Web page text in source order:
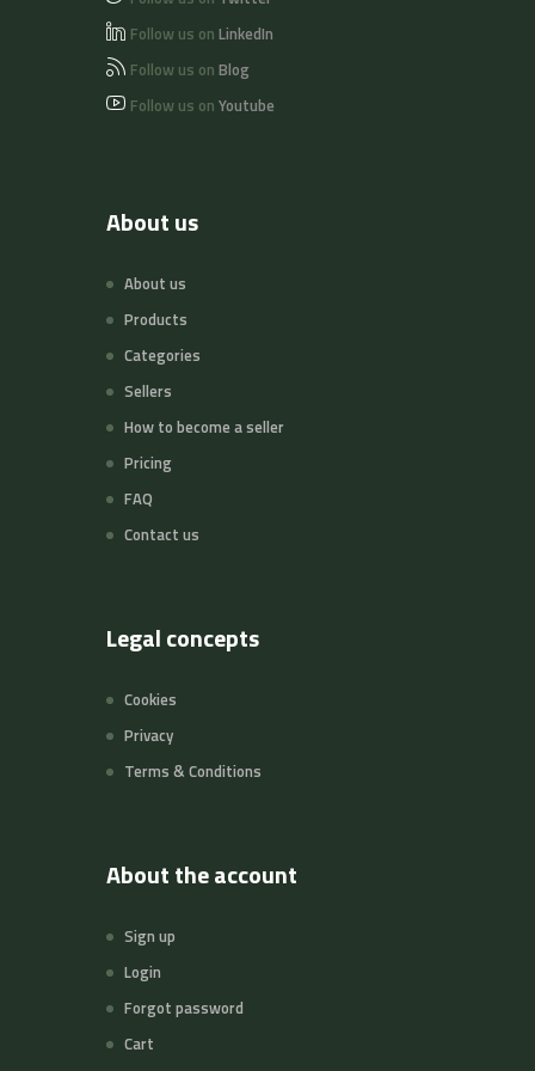
Follow us on LinkedIn
Follow us on Blog
Follow us on Youtube
About us
About us
Products
Categories
Sellers
How to become a seller
Pricing
FAQ
Contact us
Legal concepts
Cookies
Privacy
Terms & Conditions
About the account
Sign up
Login
Forgot password
Cart